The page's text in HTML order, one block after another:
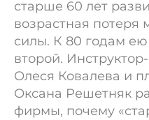
старше 60 лет
возрастная
силы. К 80 годам
второй.
Олеся Ковалева и
Оксана Решетняк
фирмы, почему